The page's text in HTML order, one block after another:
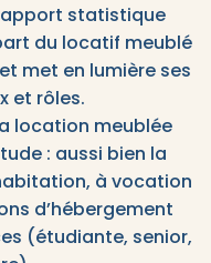
statistique
du locatif meublé
met en lumière ses
et rôles.
location meublée
: aussi bien la
à vocation
d’hébergement
(étudiante, senior,